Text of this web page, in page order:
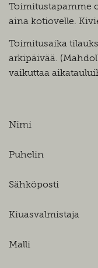
Toimitustapamme
aina kotiovelle.
Toimitusaika
arkipäivää.
vaikuttaa